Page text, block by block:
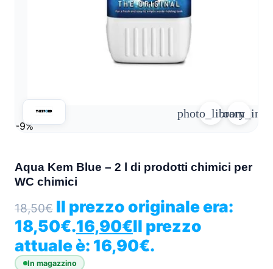
Conversione
+39
4.6
Facebook
Instagram
-9%
zoom_in
photo_library
Aqua Kem Blue – 2 l di prodotti chimici per
WC chimici
18,50€ Il prezzo originale era:
18,50€.16,90€Il prezzo
attuale è: 16,90€.
In magazzino